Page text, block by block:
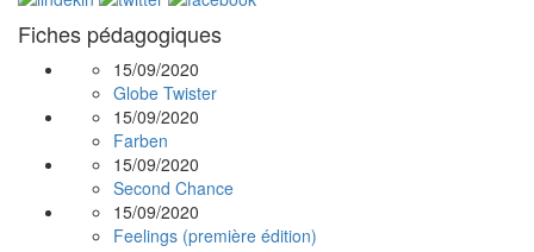
Fiches pédagogiques
15/09/2020
Globe Twister
15/09/2020
Farben
15/09/2020
Second Chance
15/09/2020
Feelings (première édition)